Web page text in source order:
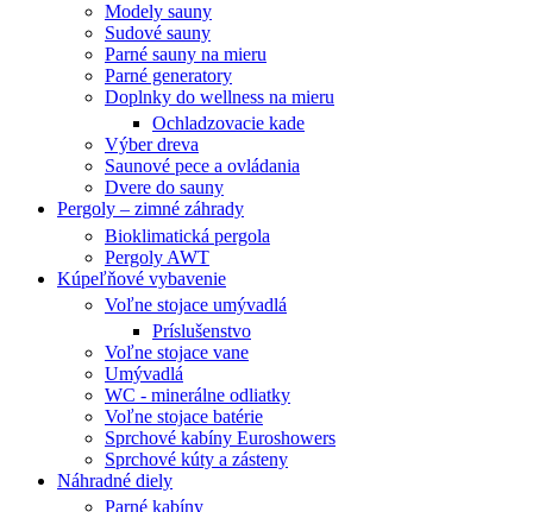
Modely sauny
Sudové sauny
Parné sauny na mieru
Parné generatory
Doplnky do wellness na mieru
Ochladzovacie kade
Výber dreva
Saunové pece a ovládania
Dvere do sauny
Pergoly – zimné záhrady
Bioklimatická pergola
Pergoly AWT
Kúpeľňové vybavenie
Voľne stojace umývadlá
Príslušenstvo
Voľne stojace vane
Umývadlá
WC - minerálne odliatky
Voľne stojace batérie
Sprchové kabíny Euroshowers
Sprchové kúty a zásteny
Náhradné diely
Parné kabíny